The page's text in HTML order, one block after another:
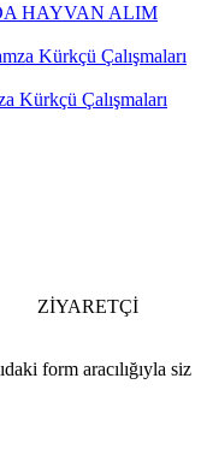
HAYVAN ALIM
Kürkçü Çalışmaları
ZİYARETÇİ
form aracılığıyla siz